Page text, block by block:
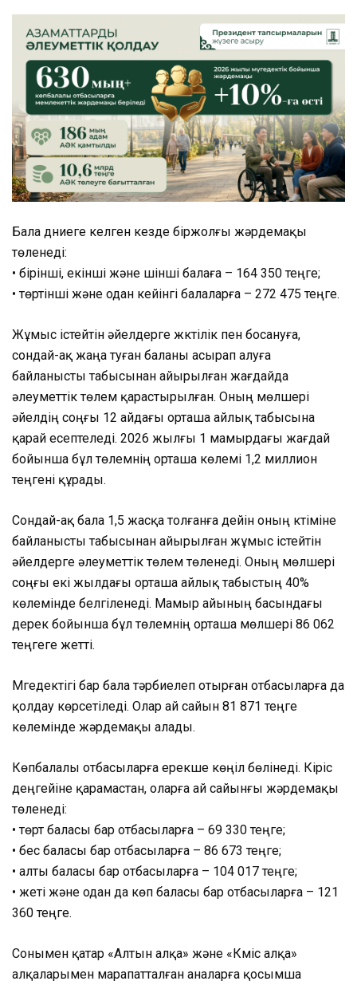
Бала дүниеге келген кезде біржолғы жәрдемақы
төленеді:
• бірінші, екінші және үшінші балаға – 164 350 теңге;
• төртінші және одан кейінгі балаларға – 272 475 теңге.
Жұмыс істейтін әйелдерге жүктілік пен босануға,
сондай-ақ жаңа туған баланы асырап алуға
байланысты табысынан айырылған жағдайда
әлеуметтік төлем қарастырылған. Оның мөлшері
әйелдің соңғы 12 айдағы орташа айлық табысына
қарай есептеледі. 2026 жылғы 1 мамырдағы жағдай
бойынша бұл төлемнің орташа көлемі 1,2 миллион
теңгені құрады.
Сондай-ақ бала 1,5 жасқа толғанға дейін оның күтіміне
байланысты табысынан айырылған жұмыс істейтін
әйелдерге әлеуметтік төлем төленеді. Оның мөлшері
соңғы екі жылдағы орташа айлық табыстың 40%
көлемінде белгіленеді. Мамыр айының басындағы
дерек бойынша бұл төлемнің орташа мөлшері 86 062
теңгеге жетті.
Мүгедектігі бар бала тәрбиелеп отырған отбасыларға да
қолдау көрсетіледі. Олар ай сайын 81 871 теңге
көлемінде жәрдемақы алады.
Көпбалалы отбасыларға ерекше көңіл бөлінеді. Кіріс
деңгейіне қарамастан, оларға ай сайынғы жәрдемақы
төленеді:
• төрт баласы бар отбасыларға – 69 330 теңге;
• бес баласы бар отбасыларға – 86 673 теңге;
• алты баласы бар отбасыларға – 104 017 теңге;
• жеті және одан да көп баласы бар отбасыларға – 121
360 теңге.
Сонымен қатар «Алтын алқа» және «Күміс алқа»
алқаларымен марапатталған аналарға қосымша